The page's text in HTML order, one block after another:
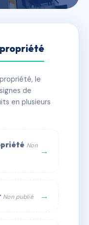
1 bâtiment(s)
le
de
en plusieurs
Non →
Non publié →